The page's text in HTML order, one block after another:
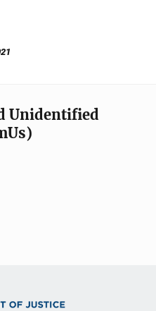
Unidentified